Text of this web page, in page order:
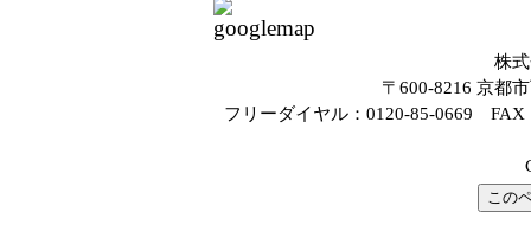
株
〒600-8216 京都
フリーダイヤル：0120-85-0669